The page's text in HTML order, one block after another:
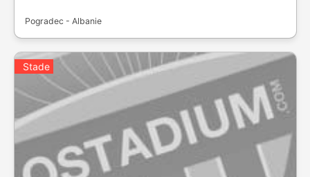
Pogradec - Albanie
Stade